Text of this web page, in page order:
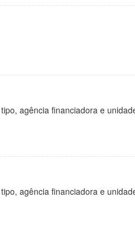
agência financiadora e
agência financiadora e